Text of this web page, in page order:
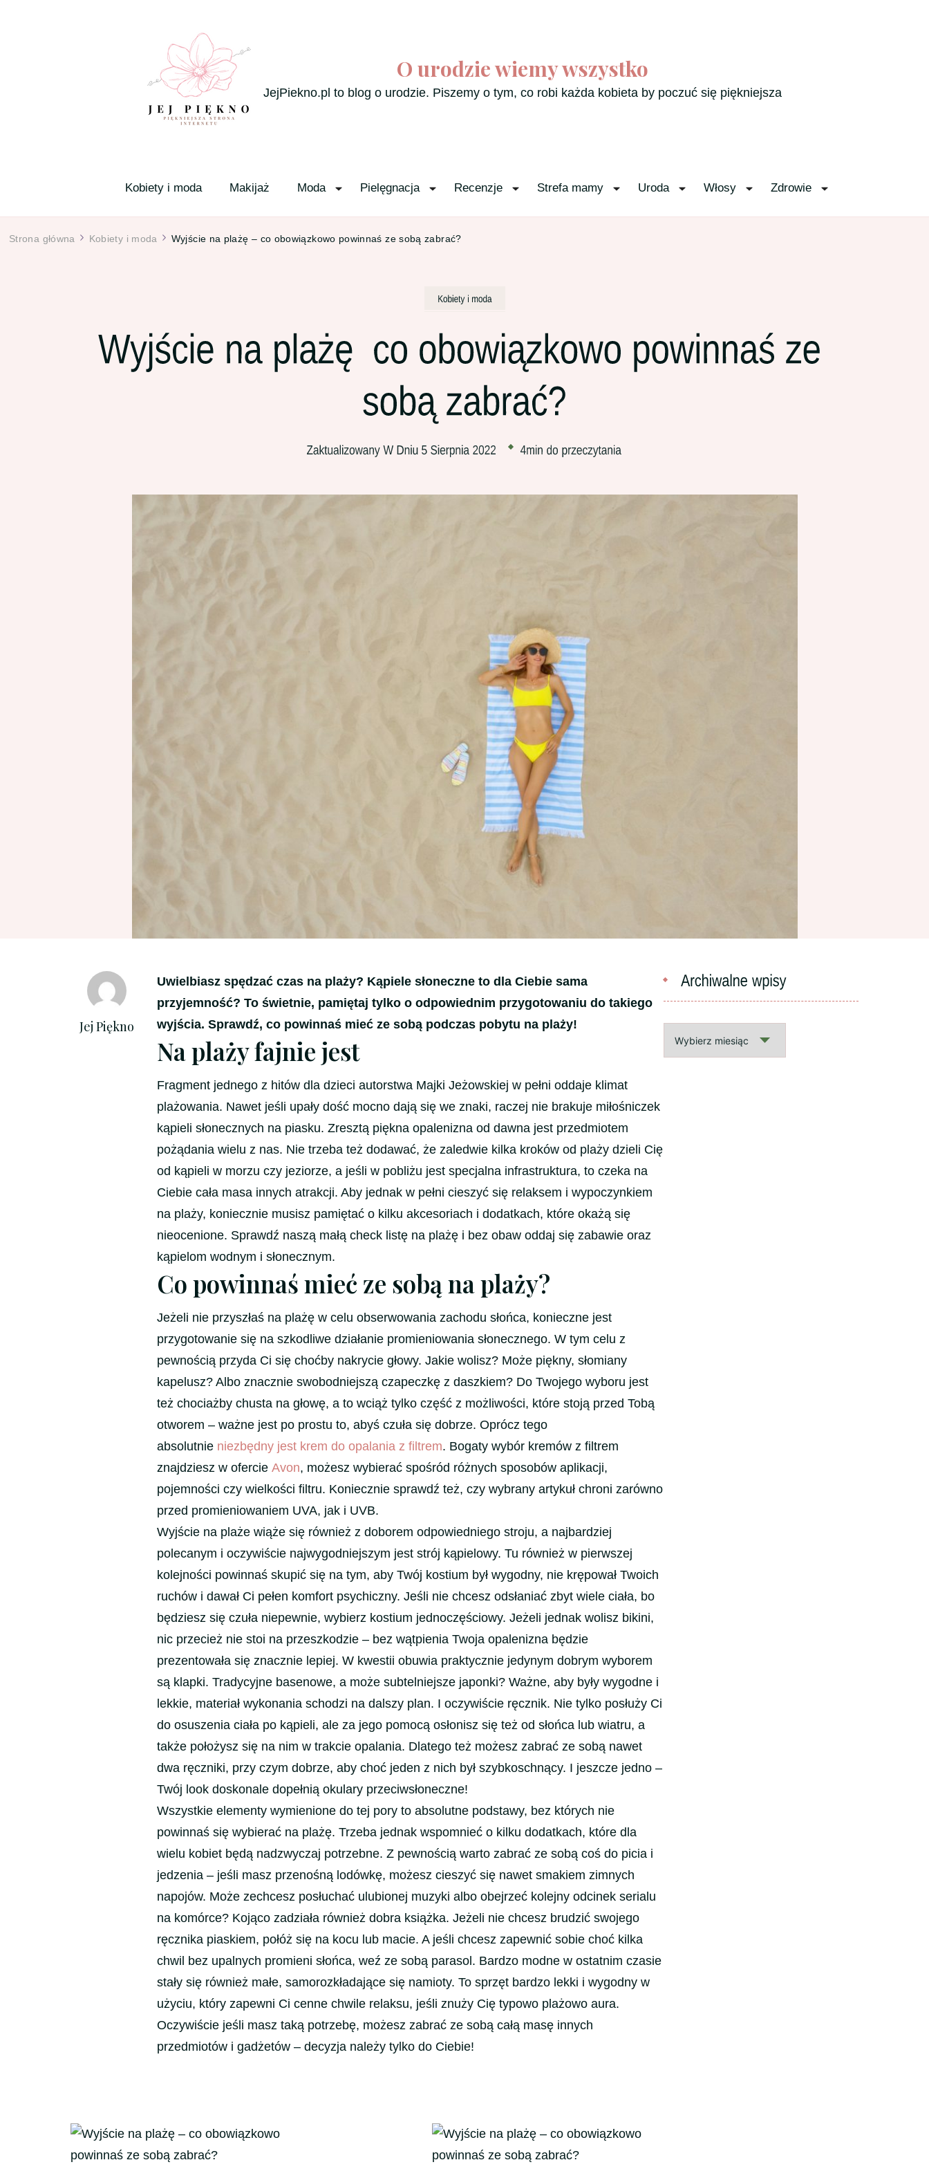
O urodzie wiemy wszystko
JejPiekno.pl to blog o urodzie. Piszemy o tym, co robi każda kobieta by poczuć się piękniejsza
Kobiety i moda Makijaż Moda Pielęgnacja Recenzje Strefa mamy Uroda Włosy Zdrowie
Strona główna Kobiety i moda Wyjście na plażę – co obowiązkowo powinnaś ze sobą zabrać?
Jej Piękno
Uwielbiasz spędzać czas na plaży? Kąpiele słoneczne to dla Ciebie sama
przyjemność? To świetnie, pamiętaj tylko o odpowiednim przygotowaniu do takiego
wyjścia. Sprawdź, co powinnaś mieć ze sobą podczas pobytu na plaży!
Na plaży fajnie jest
Fragment jednego z hitów dla dzieci autorstwa Majki Jeżowskiej w pełni oddaje klimat
plażowania. Nawet jeśli upały dość mocno dają się we znaki, raczej nie brakuje miłośniczek
kąpieli słonecznych na piasku. Zresztą piękna opalenizna od dawna jest przedmiotem
pożądania wielu z nas. Nie trzeba też dodawać, że zaledwie kilka kroków od plaży dzieli Cię
od kąpieli w morzu czy jeziorze, a jeśli w pobliżu jest specjalna infrastruktura, to czeka na
Ciebie cała masa innych atrakcji. Aby jednak w pełni cieszyć się relaksem i wypoczynkiem
na plaży, koniecznie musisz pamiętać o kilku akcesoriach i dodatkach, które okażą się
nieocenione. Sprawdź naszą małą check listę na plażę i bez obaw oddaj się zabawie oraz
kąpielom wodnym i słonecznym.
Co powinnaś mieć ze sobą na plaży?
Jeżeli nie przyszłaś na plażę w celu obserwowania zachodu słońca, konieczne jest
przygotowanie się na szkodliwe działanie promieniowania słonecznego. W tym celu z
pewnością przyda Ci się choćby nakrycie głowy. Jakie wolisz? Może piękny, słomiany
kapelusz? Albo znacznie swobodniejszą czapeczkę z daszkiem? Do Twojego wyboru jest
też chociażby chusta na głowę, a to wciąż tylko część z możliwości, które stoją przed Tobą
otworem – ważne jest po prostu to, abyś czuła się dobrze. Oprócz tego
absolutnie niezbędny jest krem do opalania z filtrem. Bogaty wybór kremów z filtrem
znajdziesz w ofercie Avon, możesz wybierać spośród różnych sposobów aplikacji,
pojemności czy wielkości filtru. Koniecznie sprawdź też, czy wybrany artykuł chroni zarówno
przed promieniowaniem UVA, jak i UVB.
Wyjście na plaże wiąże się również z doborem odpowiedniego stroju, a najbardziej
polecanym i oczywiście najwygodniejszym jest strój kąpielowy. Tu również w pierwszej
kolejności powinnaś skupić się na tym, aby Twój kostium był wygodny, nie krępował Twoich
ruchów i dawał Ci pełen komfort psychiczny. Jeśli nie chcesz odsłaniać zbyt wiele ciała, bo
będziesz się czuła niepewnie, wybierz kostium jednoczęściowy. Jeżeli jednak wolisz bikini,
nic przecież nie stoi na przeszkodzie – bez wątpienia Twoja opalenizna będzie
prezentowała się znacznie lepiej. W kwestii obuwia praktycznie jedynym dobrym wyborem
są klapki. Tradycyjne basenowe, a może subtelniejsze japonki? Ważne, aby były wygodne i
lekkie, materiał wykonania schodzi na dalszy plan. I oczywiście ręcznik. Nie tylko posłuży Ci
do osuszenia ciała po kąpieli, ale za jego pomocą osłonisz się też od słońca lub wiatru, a
także położysz się na nim w trakcie opalania. Dlatego też możesz zabrać ze sobą nawet
dwa ręczniki, przy czym dobrze, aby choć jeden z nich był szybkoschnący. I jeszcze jedno –
Twój look doskonale dopełnią okulary przeciwsłoneczne!
Wszystkie elementy wymienione do tej pory to absolutne podstawy, bez których nie
powinnaś się wybierać na plażę. Trzeba jednak wspomnieć o kilku dodatkach, które dla
wielu kobiet będą nadzwyczaj potrzebne. Z pewnością warto zabrać ze sobą coś do picia i
jedzenia – jeśli masz przenośną lodówkę, możesz cieszyć się nawet smakiem zimnych
napojów. Może zechcesz posłuchać ulubionej muzyki albo obejrzeć kolejny odcinek serialu
na komórce? Kojąco zadziała również dobra książka. Jeżeli nie chcesz brudzić swojego
ręcznika piaskiem, połóż się na kocu lub macie. A jeśli chcesz zapewnić sobie choć kilka
chwil bez upalnych promieni słońca, weź ze sobą parasol. Bardzo modne w ostatnim czasie
stały się również małe, samorozkładające się namioty. To sprzęt bardzo lekki i wygodny w
użyciu, który zapewni Ci cenne chwile relaksu, jeśli znuży Cię typowo plażowo aura.
Oczywiście jeśli masz taką potrzebę, możesz zabrać ze sobą całą masę innych
przedmiotów i gadżetów – decyzja należy tylko do Ciebie!
Nawigacja
wpisy